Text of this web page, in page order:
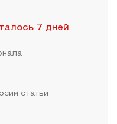
7 дней
статьи